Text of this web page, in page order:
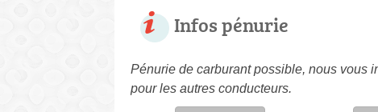
Infos pénurie
Pénurie de carburant possible, nous vous
pour les autres conducteurs.